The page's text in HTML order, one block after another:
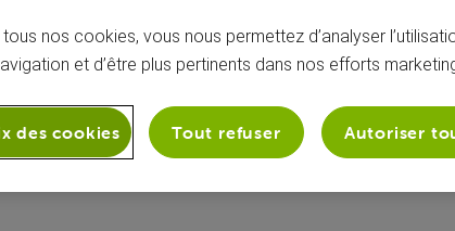
Aucune bio ajoutée
nos cookies, vous nous permettez d’analyser
et d’être plus pertinents dans nos efforts
Tout refuser Autoriser
des cookies